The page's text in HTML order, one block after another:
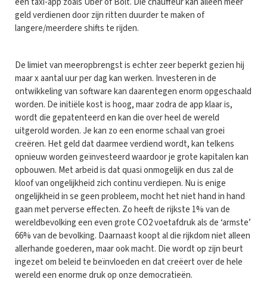
geld verdienen door zijn ritten duurder te maken of
langere/meerdere shifts te rijden.
De limiet van meeropbrengst is echter zeer beperkt gezien hij
maar x aantal uur per dag kan werken. Investeren in de
ontwikkeling van software kan daarentegen enorm opgeschaald
worden. De initiële kost is hoog, maar zodra de app klaar is,
wordt die gepatenteerd en kan die over heel de wereld
uitgerold worden. Je kan zo een enorme schaal van groei
creëren. Het geld dat daarmee verdiend wordt, kan telkens
opnieuw worden geïnvesteerd waardoor je grote kapitalen kan
opbouwen. Met arbeid is dat quasi onmogelijk en dus zal de
kloof van ongelijkheid zich continu verdiepen. Nu is enige
ongelijkheid in se geen probleem, mocht het niet hand in hand
gaan met perverse effecten. Zo heeft de rijkste 1% van de
wereldbevolking een even grote CO2 voetafdruk als de ‘armste’
66% van de bevolking. Daarnaast koopt al die rijkdom niet alleen
allerhande goederen, maar ook macht. Die wordt op zijn beurt
ingezet om beleid te beïnvloeden en dat creëert over de hele
wereld een enorme druk op onze democratieën.